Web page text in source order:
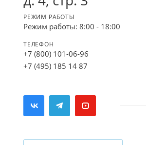
РЕЖИМ РАБОТЫ
Режим работы: 8:00 - 18:00
ТЕЛЕФОН
+7 (800) 101-06-96
+7 (495) 185 14 87